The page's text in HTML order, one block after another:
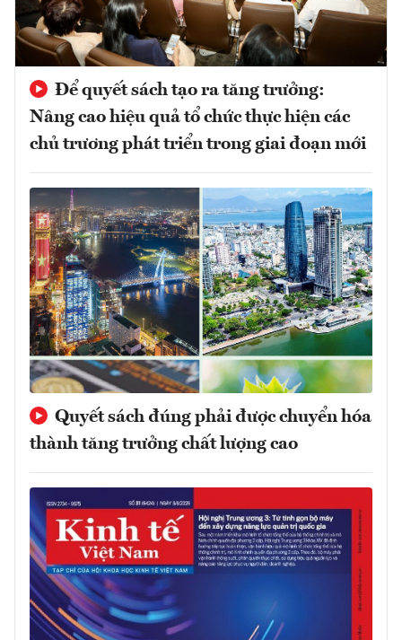
Để quyết sách tạo ra tăng trưởng:
Nâng cao hiệu quả tổ chức thực hiện các
chủ trương phát triển trong giai đoạn mới
Quyết sách đúng phải được chuyển hóa
thành tăng trưởng chất lượng cao